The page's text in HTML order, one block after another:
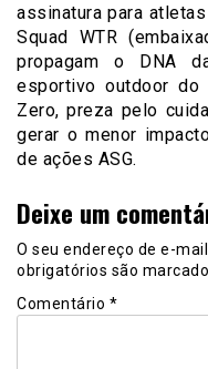
assinatura para
Squad WTR
propagam o DNA
esportivo outdoor
Zero, preza pelo
gerar o menor
de ações ASG.
Deixe um
O seu endereço de e-
obrigatórios são
Comentário *